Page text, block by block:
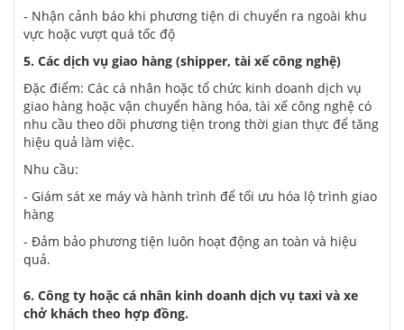
- Nhận cảnh báo khi phương tiện di chuyển ra ngoài khu
vực hoặc vượt quá tốc độ
5. Các dịch vụ giao hàng (shipper, tài xế công nghệ)
Đặc điểm: Các cá nhân hoặc tổ chức kinh doanh dịch vụ
giao hàng hoặc vận chuyển hàng hóa, tài xế công nghệ có
nhu cầu theo dõi phương tiện trong thời gian thực để tăng
hiệu quả làm việc.
Nhu cầu:
- Giám sát xe máy và hành trình để tối ưu hóa lộ trình giao
hàng
- Đảm bảo phương tiện luôn hoạt động an toàn và hiệu
quả.
6. Công ty hoặc cá nhân kinh doanh dịch vụ taxi và xe
chở khách theo hợp đồng.